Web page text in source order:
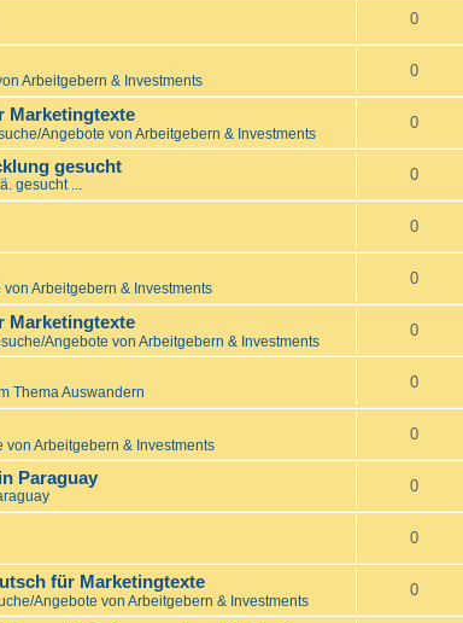
0
Arbeitgebern & Investments
0
Marketingtexte
Angebote von Arbeitgebern & Investments
0
gesucht
gesucht ...
0
0
Arbeitgebern & Investments
0
Marketingtexte
Angebote von Arbeitgebern & Investments
0
Thema Auswandern
0
von Arbeitgebern & Investments
0
Paraguay 0
0
für Marketingtexte
Angebote von Arbeitgebern & Investments
0